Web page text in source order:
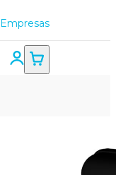
Empresas